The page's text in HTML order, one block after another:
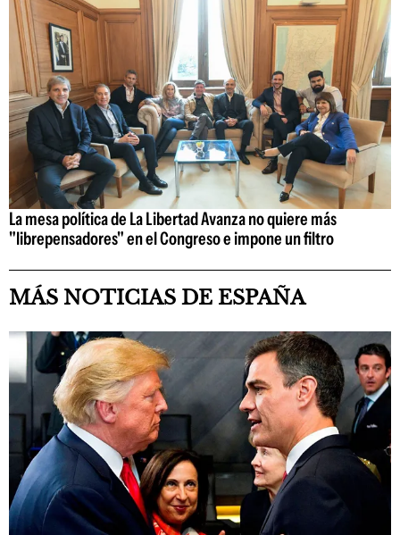
La mesa política de La Libertad Avanza no quiere más
"librepensadores" en el Congreso e impone un filtro
MÁS NOTICIAS DE ESPAÑA